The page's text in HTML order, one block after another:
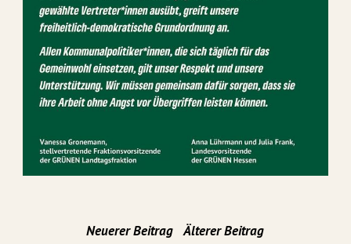
Neuerer Beitrag Älterer Beitrag